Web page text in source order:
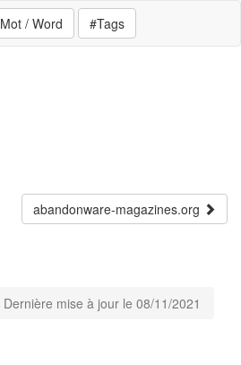
Mot / Word #Tags
abandonware-magazines.org
Dernière mise à jour le 08/11/2021